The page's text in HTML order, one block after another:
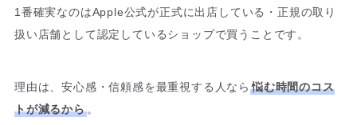
1番確実なのはApple公式が正式に出店している・正規の取り
扱い店舗として認定しているショップで買うことです。
理由は、安心感・信頼感を最重視する人なら悩む時間のコス
トが減るから。